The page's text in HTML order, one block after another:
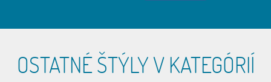
OSTATNÉ ŠTÝLY V KATEGÓRIÍ